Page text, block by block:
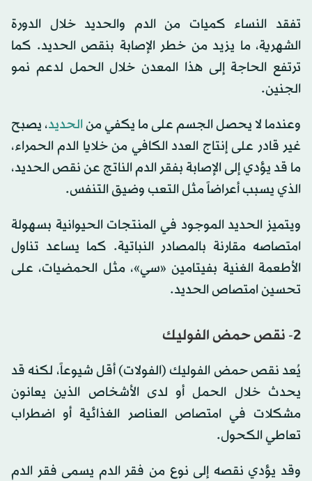
تفقد النساء كميات من الدم والحديد خلال الدورة
الشهرية، ما يزيد من خطر الإصابة بنقص الحديد. كما
ترتفع الحاجة إلى هذا المعدن خلال الحمل لدعم نمو
الجنين.
وعندما لا يحصل الجسم على ما يكفي منالحديد، يصبح
غير قادر على إنتاج العدد الكافي من خلايا الدم الحمراء،
ما قد يؤدي إلى الإصابة بفقر الدم الناتج عن نقص الحديد،
الذي يسبب أعراضاً مثل التعب وضيق التنفس.
ويتميز الحديد الموجود في المنتجات الحيوانية بسهولة
امتصاصه مقارنة بالمصادر النباتية. كما يساعد تناول
الأطعمة الغنية بفيتامين «سي»، مثل الحمضيات، على
تحسين امتصاص الحديد.
2- نقص حمض الفوليك
يُعد نقص حمض الفوليك (الفولات) أقل شيوعاً، لكنه قد
يحدث خلال الحمل أو لدى الأشخاص الذين يعانون
مشكلات في امتصاص العناصر الغذائية أو اضطراب
تعاطي الكحول.
وقد يؤدي نقصه إلى نوع من فقر الدم يسمى فقر الدم